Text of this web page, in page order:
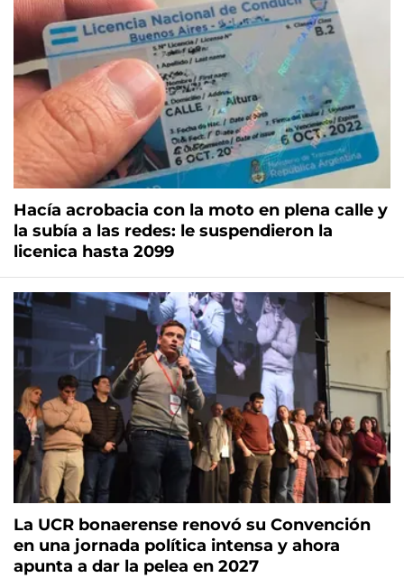
Hacía acrobacia con la moto en plena calle y
la subía a las redes: le suspendieron la
licenica hasta 2099
La UCR bonaerense renovó su Convención
en una jornada política intensa y ahora
apunta a dar la pelea en 2027